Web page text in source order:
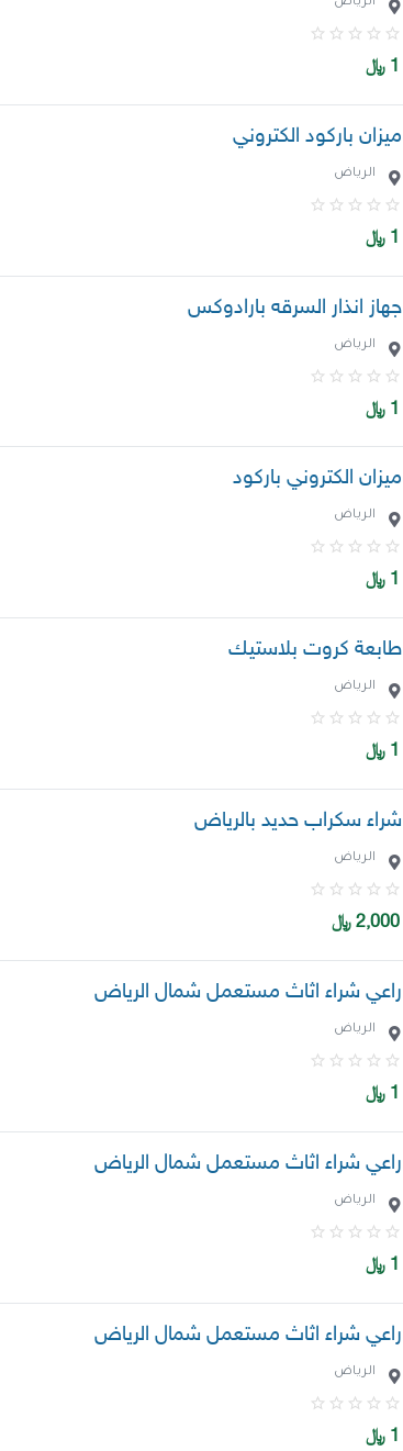
1 ﷼
ميزان باركود الكتروني
الرياض
1 ﷼
جهاز انذار السرقه بارادوكس
الرياض
1 ﷼
ميزان الكتروني باركود
الرياض
1 ﷼
طابعة كروت بلاستيك
الرياض
1 ﷼
شراء سكراب حديد بالرياض
الرياض
2,000 ﷼
راعي شراء اثاث مستعمل شمال الرياض
الرياض
1 ﷼
راعي شراء اثاث مستعمل شمال الرياض
الرياض
1 ﷼
راعي شراء اثاث مستعمل شمال الرياض
الرياض
1 ﷼